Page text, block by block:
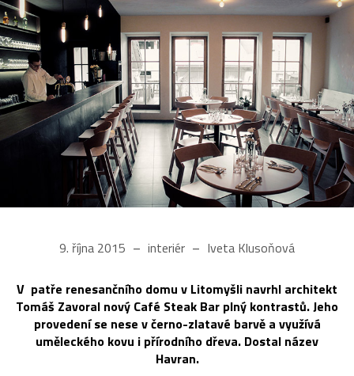
9. října 2015 interiér Iveta Klusoňová
V patře renesančního domu v Litomyšli navrhl architekt
Tomáš Zavoral nový Café Steak Bar plný kontrastů. Jeho
provedení se nese v černo-zlatavé barvě a využívá
uměleckého kovu i přírodního dřeva. Dostal název
Havran.